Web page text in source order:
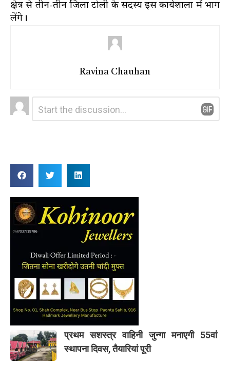
क्षेत्र से तीन-तीन जिला टोली के सदस्य इस कार्यशाला में भाग
लेंगे।
Ravina Chauhan
Leave
a
Comment
प्रथम सशस्त्र वाहिनी जुन्गा मनाएगी 55वां
स्थापना दिवस, तैयारियां पूरी